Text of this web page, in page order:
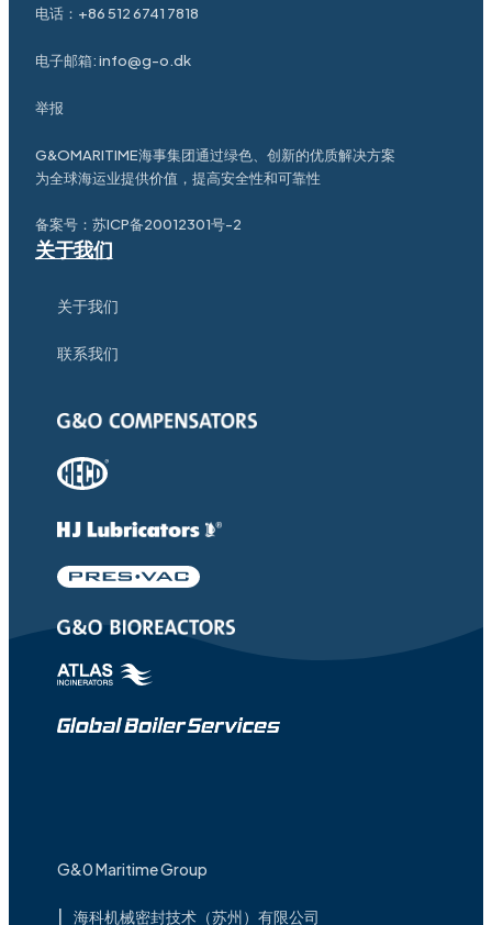
电话： +86 512 6741 7818
电子邮箱:info@g-o.dk
举报
G&OMARITIME海事集团通过绿色、创新的优质解决方案
为全球海运业提供价值，提高安全性和可靠性
备案号： 苏ICP备20012301号-2
关于我们
关于我们
联系我们
G&0 Maritime Group
海科机械密封技术（苏州）有限公司